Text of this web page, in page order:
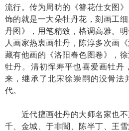
流行。传为周昉的《簪花仕女图
饰的就是一大朵牡丹花，刻画工
丹图》，用笔精致，格调高雅。
人画家热衷画牡丹，陈淳多次画
藏有他画的《洛阳春色图卷》，
牡丹。清初恽寿平也喜爱画牡丹
来，继承了北宋徐崇嗣的没骨法
代。
近代擅画牡丹的大师名家也不
千、金城、于非闇、陈半丁、王